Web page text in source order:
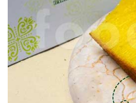
CATERERS
BLOG
TERMS
&
CONDITIONS